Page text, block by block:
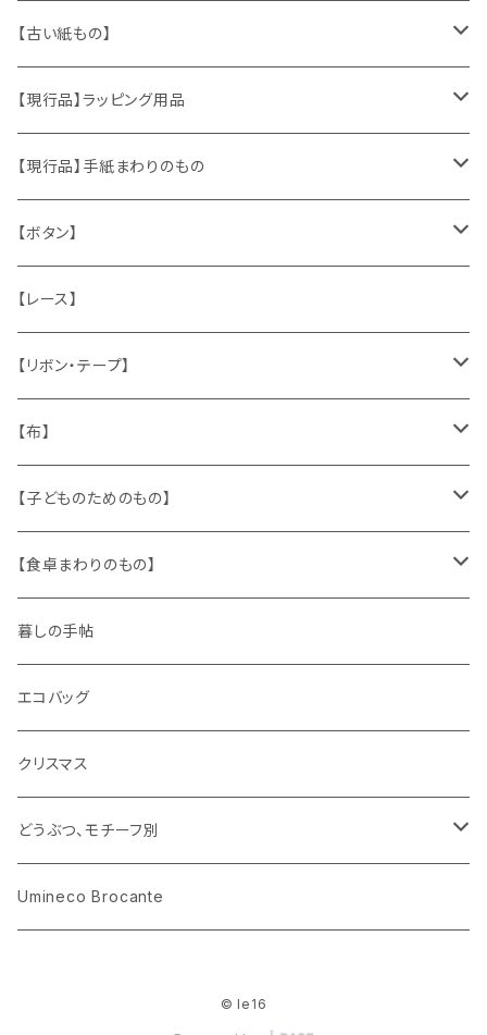
ヴィンテージアクセサリー
おもちゃ、ぬいぐるみ
くま、テディベア
うさぎ
キャラクター
ピノキオ
ヴィンテージファブリック
ハンドメイド製品
お部屋に飾るもの
メタル製品
缶、箱
陶磁器
文房具
木製品
ミニチュア、ドールハウス
【古い紙もの】
切手、FDC
ポストカード、カレンダー
マッチラベル、食品ラベル
蔵書票、荷札、ビュバー、伝票
シール、ステッカー、クロモス
袋、箱、ナプキン、コースター
パズル、ゲーム
古本、古雑誌、古えほん
古レコード
古せっけん
ラッピングペーパー、壁紙
【現行品】ラッピング用品
伝票、タグ、シール
袋、ラッピングペーパー
ひも、テープ
【現行品】手紙まわりのもの
封筒、ポストカード
切手
スタンプ
文房具
【ボタン】
木
貝
メタル
ガラス
プラスチック
紙
【レース】
【リボン・テープ】
チロルテープ・イニシャルテープ
トリム
ワッペン
【布】
キッチンクロス、ナプキン
ニット
布地
【子どものためのもの】
身に着けるもの
【食卓まわりのもの】
ガラス
花びん
小物入れ
陶磁器
カップアンドソーサー
プレート
木製品
ホーロー
メタル
暮しの手帖
エコバッグ
クリスマス
どうぶつ、モチーフ別
くま、ベア
Umineco Brocante
© le16